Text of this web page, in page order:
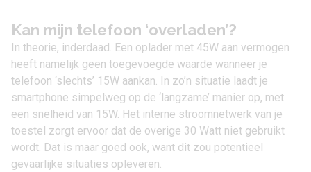
Kan mijn telefoon ‘overladen’?
In theorie, inderdaad. Een oplader met 45W aan vermogen
heeft namelijk geen toegevoegde waarde wanneer je
telefoon ‘slechts’ 15W aankan. In zo’n situatie laadt je
smartphone simpelweg op de ‘langzame’ manier op, met
een snelheid van 15W. Het interne stroomnetwerk van je
toestel zorgt ervoor dat de overige 30 Watt niet gebruikt
wordt. Dat is maar goed ook, want dit zou potentieel
gevaarlijke situaties opleveren.